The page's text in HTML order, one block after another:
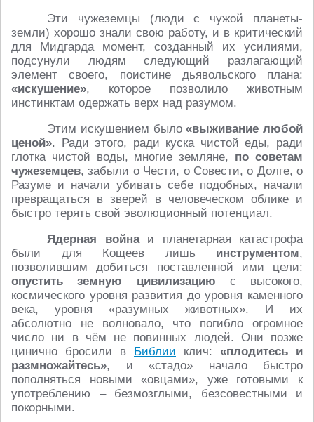
Эти чужеземцы (люди с чужой планеты-
земли) хорошо знали свою работу, и в критический
для Мидгарда момент, созданный их усилиями,
подсунули людям следующий разлагающий
элемент своего, поистине дьявольского плана:
«искушение», которое позволило животным
инстинктам одержать верх над разумом.
Этим искушением было«выживание любой
ценой». Ради этого, ради куска чистой еды, ради
глотка чистой воды, многие земляне, по советам
чужеземцев, забыли о Чести, о Совести, о Долге, о
Разуме и начали убивать себе подобных, начали
превращаться в зверей в человеческом облике и
быстро терять свой эволюционный потенциал.
Ядерная войнаи планетарная катастрофа
были для Кощеев лишь инструментом,
позволившим добиться поставленной ими цели:
опустить земную цивилизацию с высокого,
космического уровня развития до уровня каменного
века, уровня «разумных животных». И их
абсолютно не волновало, что погибло огромное
число ни в чём не повинных людей. Они позже
цинично бросили в Библии клич: «плодитесь и
размножайтесь», и «стадо» начало быстро
пополняться новыми «овцами», уже готовыми к
употреблению – безмозглыми, безсовестными и
покорными.